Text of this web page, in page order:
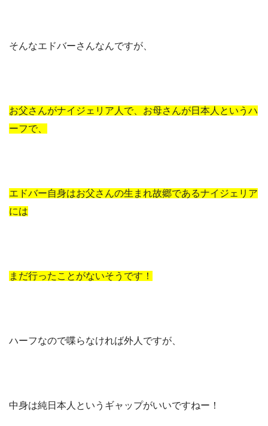
そんなエドバーさんなんですが、
お父さんがナイジェリア人で、お母さんが日本人というハ
ーフで、
エドバー自身はお父さんの生まれ故郷であるナイジェリア
には
まだ行ったことがないそうです！
ハーフなので喋らなければ外人ですが、
中身は純日本人というギャップがいいですねー！